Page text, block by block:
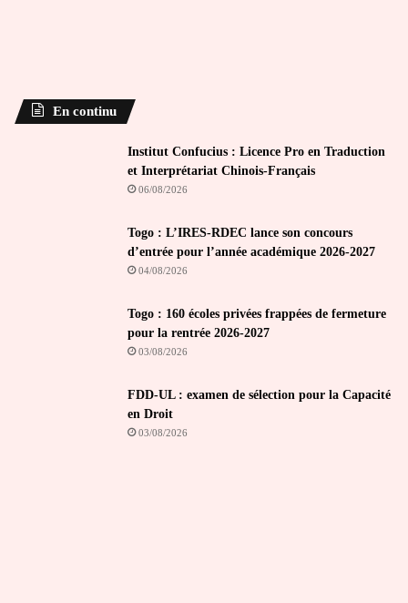
En continu
Institut Confucius : Licence Pro en Traduction
et Interprétariat Chinois-Français
06/08/2026
Togo : L’IRES-RDEC lance son concours
d’entrée pour l’année académique 2026-2027
04/08/2026
Togo : 160 écoles privées frappées de fermeture
pour la rentrée 2026-2027
03/08/2026
FDD-UL : examen de sélection pour la Capacité
en Droit
03/08/2026